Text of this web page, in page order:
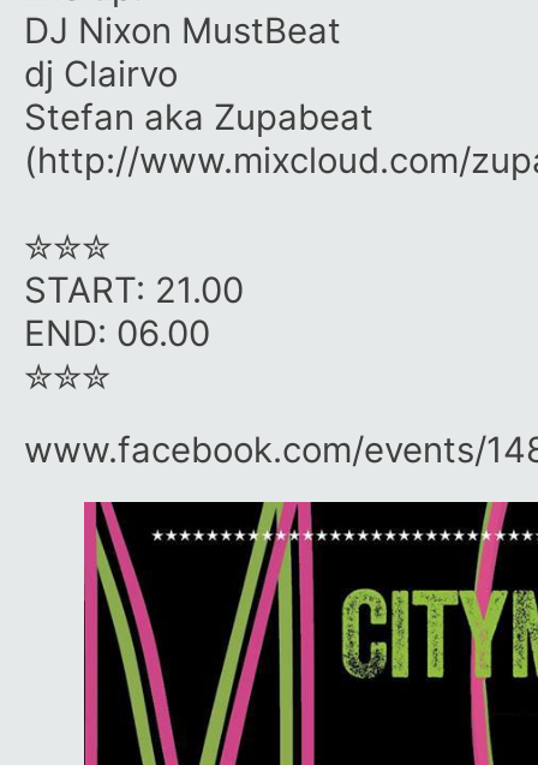
DJ Nixon MustBeat
dj Clairvo
Stefan aka Zupabeat
(http://www.mixcloud.com/
✮✮✮
START: 21.00
END: 06.00
✮✮✮
www.facebook.com/​events/​